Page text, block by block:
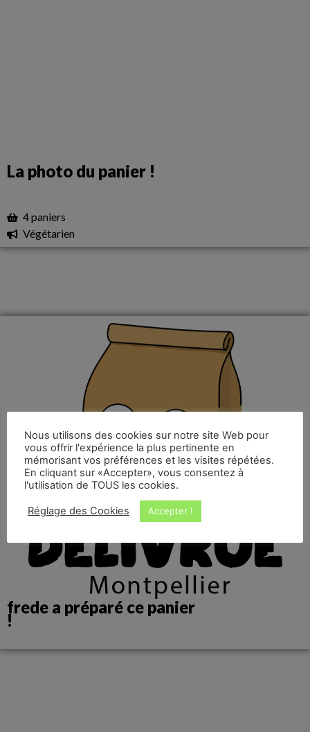
La photo du panier !
4 paniers
Végétarien
frede a préparé ce panier
!
Nous utilisons des cookies sur notre site Web pour
vous offrir l'expérience la plus pertinente en
mémorisant vos préférences et les visites répétées.
En cliquant sur «Accepter», vous consentez à
l'utilisation de TOUS les cookies.
Réglage des Cookies Accepter !